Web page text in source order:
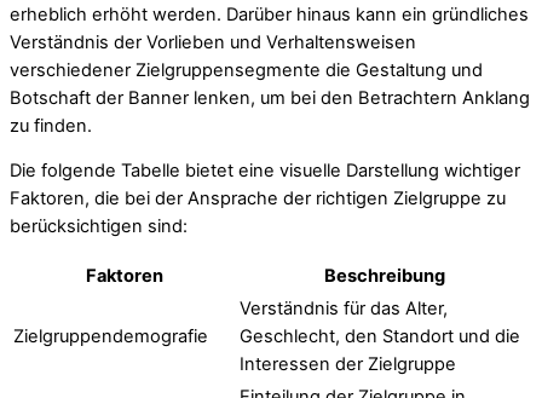
erheblich erhöht werden. Darüber hinaus kann ein gründliches
Verständnis der Vorlieben und Verhaltensweisen
verschiedener Zielgruppensegmente die Gestaltung und
Botschaft der Banner lenken, um bei den Betrachtern Anklang
zu finden.
Die folgende Tabelle bietet eine visuelle Darstellung wichtiger
Faktoren, die bei der Ansprache der richtigen Zielgruppe zu
berücksichtigen sind:
Faktoren Beschreibung
Zielgruppendemografie
Verständnis für das Alter,
Geschlecht, den Standort und die
Interessen der Zielgruppe